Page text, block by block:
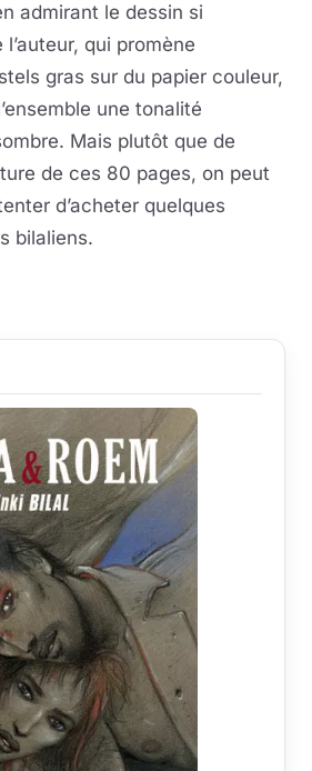
admirant le dessin si
qui promène
gras sur du papier couleur,
une tonalité
Mais plutôt que de
de ces 80 pages, on peut
d’acheter quelques
bilaliens.